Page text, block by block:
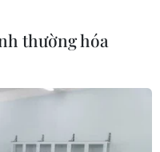
thường hóa